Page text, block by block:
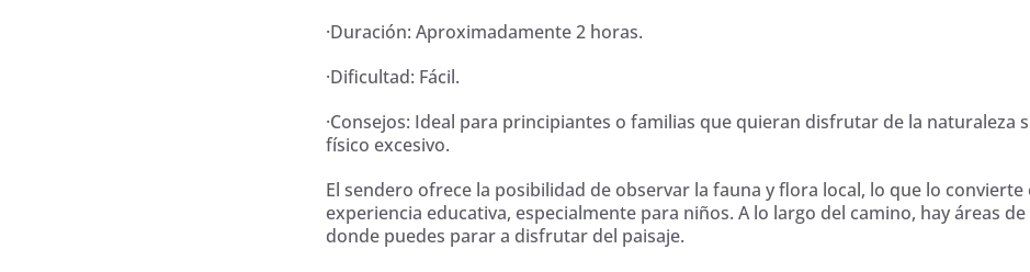
·Duración: Aproximadamente 2 horas.
·Dificultad: Fácil.
·Consejos: Ideal para principiantes o familias que quieran disfrutar de la naturaleza
físico excesivo.
El sendero ofrece la posibilidad de observar la fauna y flora local, lo que lo convierte
experiencia educativa, especialmente para niños. A lo largo del camino, hay áreas de
donde puedes parar a disfrutar del paisaje.